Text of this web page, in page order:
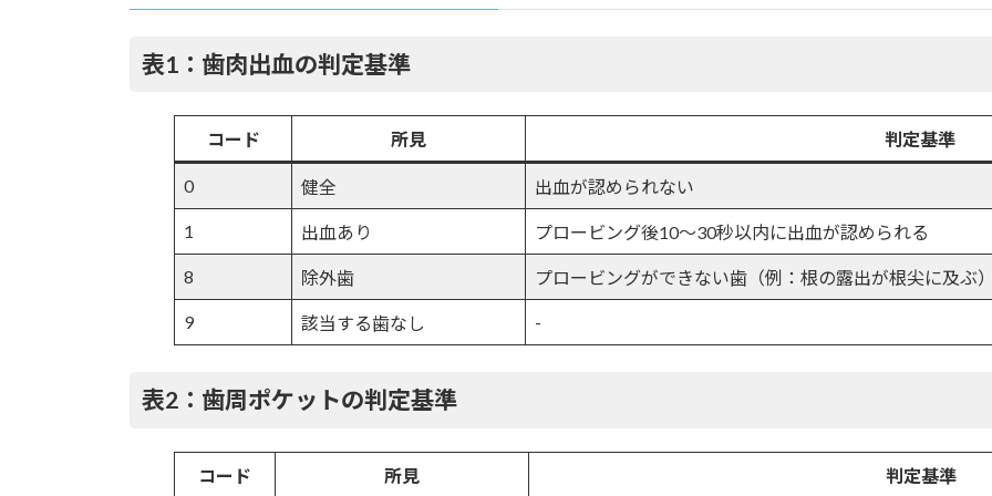
表1：歯肉出血の判定基準
コード 所見 判定基準
0 健全 出血が認められない
1 出血あり プロービング後10～30秒以内に出血が認められる
8 除外歯 プロービングができない歯（例：根の露出が根尖に及ぶ
9 該当する歯なし -
表2：歯周ポケットの判定基準
コード 所見 判定基準